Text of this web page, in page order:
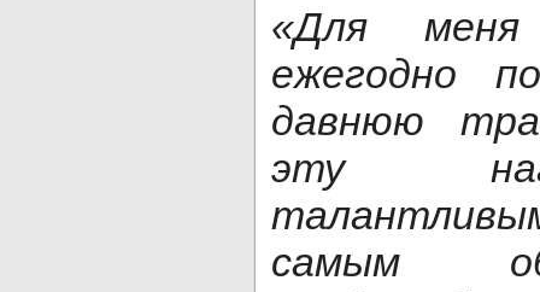
«Для
ежегодно
давнюю
эту
самым